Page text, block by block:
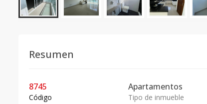
Resumen
8745
Código
Apartamentos
Tipo de inmueble